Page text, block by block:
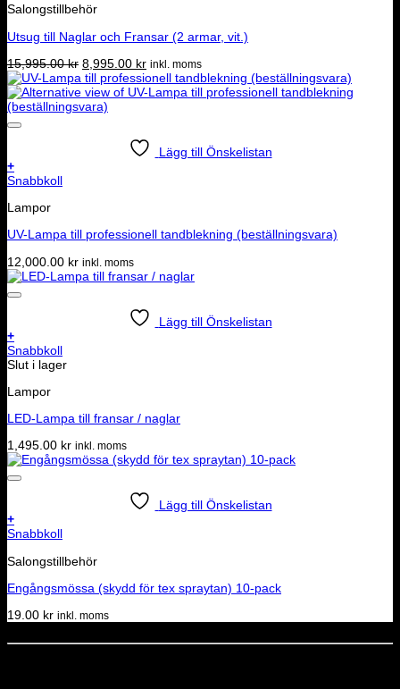
Salongstillbehör
Utsug till Naglar och Fransar (2 armar, vit.)
15,995.00kr Det
ursprungliga
priset
var:
8,995.00 krDet
nuvarande
priset
inkl. moms
Lägg till Önskelistan
+
Snabbkoll
Lampor
UV-Lampa till professionell tandblekning (beställningsvara)
12,000.00 kr inkl. moms
Lägg till Önskelistan
+
Snabbkoll
Slut i lager
Lampor
LED-Lampa till fransar / naglar
1,495.00 kr inkl. moms
Lägg till Önskelistan
+
Snabbkoll
Salongstillbehör
Engångsmössa (skydd för tex spraytan) 10-pack
19.00 kr inkl. moms